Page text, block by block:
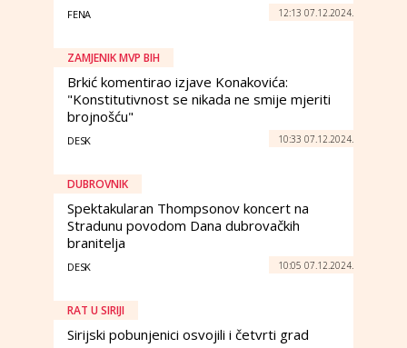
FENA 12:13 07.12.2024.
ZAMJENIK MVP BIH
Brkić komentirao izjave Konakovića:
"Konstitutivnost se nikada ne smije mjeriti
brojnošću"
DESK 10:33 07.12.2024.
DUBROVNIK
Spektakularan Thompsonov koncert na
Stradunu povodom Dana dubrovačkih
branitelja
DESK 10:05 07.12.2024.
RAT U SIRIJI
Sirijski pobunjenici osvojili i četvrti grad